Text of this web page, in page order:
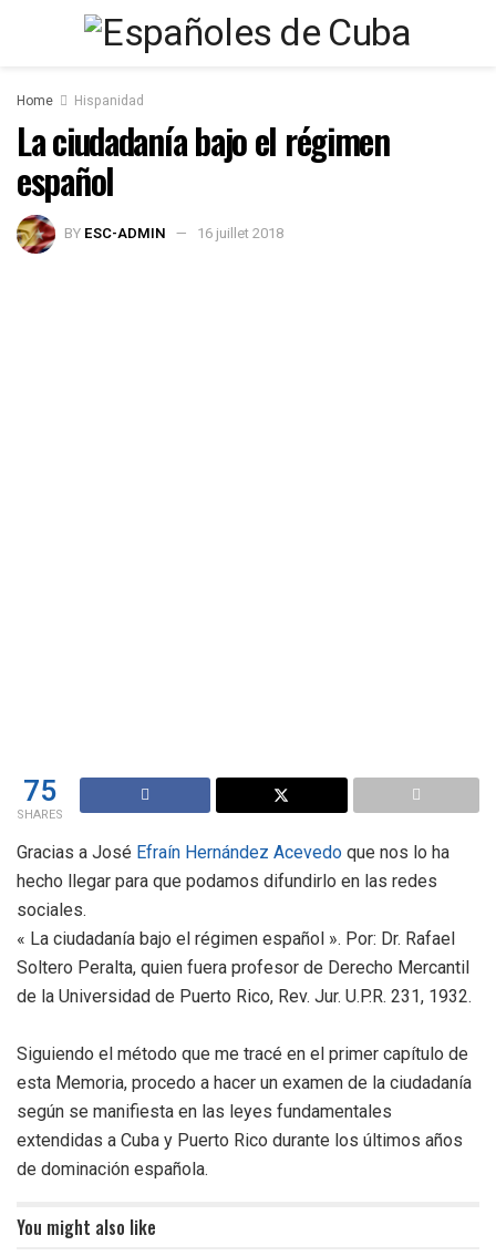
Home Hispanidad
La ciudadanía bajo el régimen
español
BY ESC-ADMIN 16 juillet 2018
75
SHARES
Gracias a José Efraín Hernández Acevedo que nos lo ha
hecho llegar para que podamos difundirlo en las redes
sociales.
« La ciudadanía bajo el régimen español ». Por: Dr. Rafael
Soltero Peralta, quien fuera profesor de Derecho Mercantil
de la Universidad de Puerto Rico, Rev. Jur. U.P.R. 231, 1932.
Siguiendo el método que me tracé en el primer capítulo de
esta Memoria, procedo a hacer un examen de la ciudadanía
según se manifiesta en las leyes fundamentales
extendidas a Cuba y Puerto Rico durante los últimos años
de dominación española.
You might also like